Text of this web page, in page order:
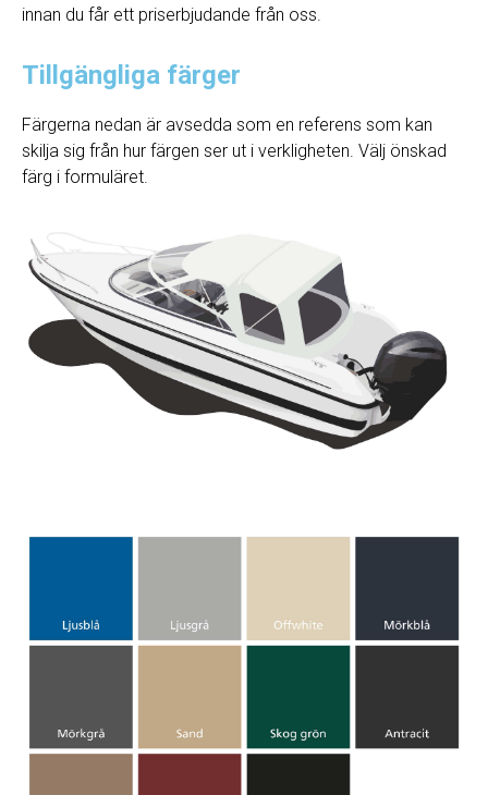
innan du får ett priserbjudande från oss.
Tillgängliga färger
Färgerna nedan är avsedda som en referens som kan
skilja sig från hur färgen ser ut i verkligheten. Välj önskad
färg i formuläret.